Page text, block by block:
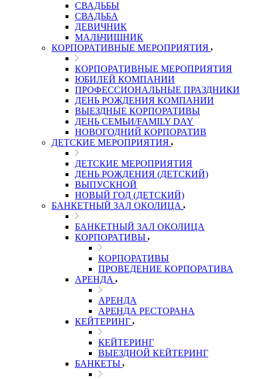
СВАДЬБЫ
СВАДЬБА
ДЕВИЧНИК
МАЛЬЧИШНИК
КОРПОРАТИВНЫЕ МЕРОПРИЯТИЯ
КОРПОРАТИВНЫЕ МЕРОПРИЯТИЯ
ЮБИЛЕЙ КОМПАНИИ
ПРОФЕССИОНАЛЬНЫЕ ПРАЗДНИКИ
ДЕНЬ РОЖДЕНИЯ КОМПАНИИ
ВЫЕЗДНЫЕ КОРПОРАТИВЫ
ДЕНЬ СЕМЬИ/FAMILY DAY
НОВОГОДНИЙ КОРПОРАТИВ
ДЕТСКИЕ МЕРОПРИЯТИЯ
ДЕТСКИЕ МЕРОПРИЯТИЯ
ДЕНЬ РОЖДЕНИЯ (ДЕТСКИЙ)
ВЫПУСКНОЙ
НОВЫЙ ГОД (ДЕТСКИЙ)
БАНКЕТНЫЙ ЗАЛ ОКОЛИЦА
БАНКЕТНЫЙ ЗАЛ ОКОЛИЦА
КОРПОРАТИВЫ
КОРПОРАТИВЫ
ПРОВЕДЕНИЕ КОРПОРАТИВА
АРЕНДА
АРЕНДА
АРЕНДА РЕСТОРАНА
КЕЙТЕРИНГ
КЕЙТЕРИНГ
ВЫЕЗДНОЙ КЕЙТЕРИНГ
БАНКЕТЫ